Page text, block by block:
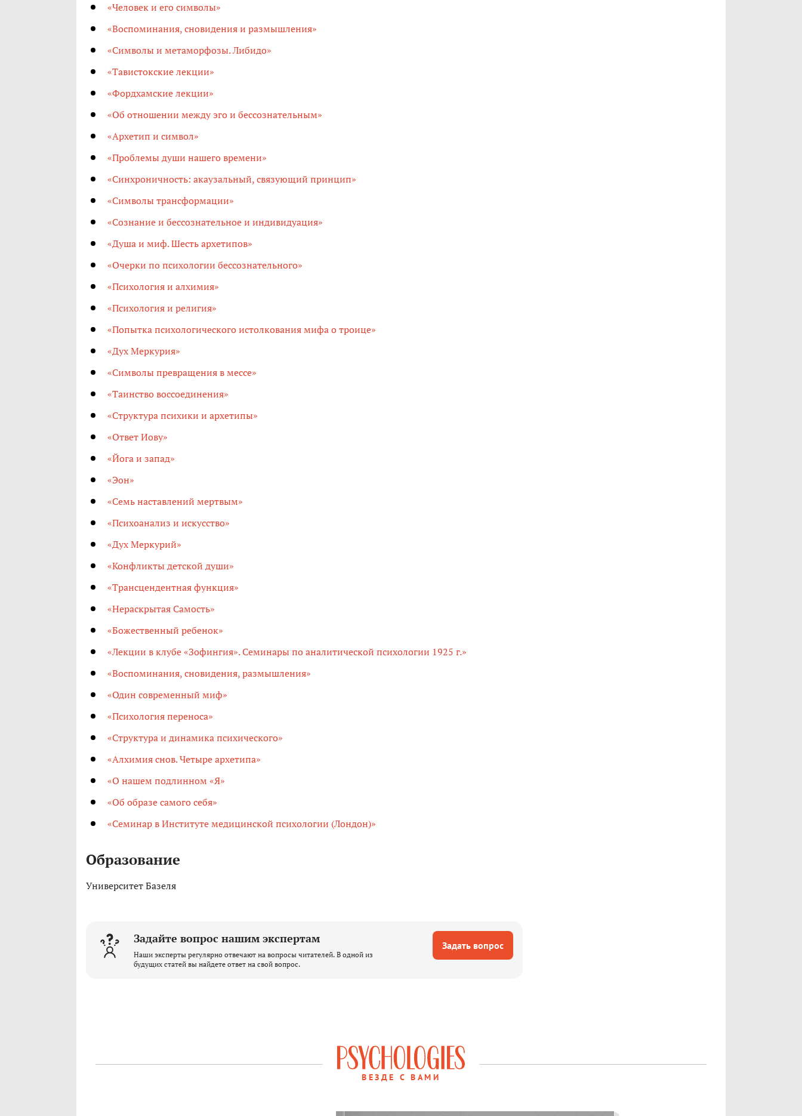
«Человек и его символы»
«Воспоминания, сновидения и размышления»
«Символы и метаморфозы. Либидо»
«Тавистокские лекции»
«Фордхамские лекции»
«Об отношении между эго и бессознательным»
«Архетип и символ»
«Проблемы души нашего времени»
«Синхроничность: акаузальный, связующий принцип»
«Символы трансформации»
«Сознание и бессознательное и индивидуация»
«Душа и миф. Шесть архетипов»
«Очерки по психологии бессознательного»
«Психология и алхимия»
«Психология и религия»
«Попытка психологического истолкования мифа о троице»
«Дух Меркурия»
«Символы превращения в мессе»
«Таинство воссоединения»
«Структура психики и архетипы»
«Ответ Иову»
«Йога и запад»
«Эон»
«Семь наставлений мертвым»
«Психоанализ и искусство»
«Дух Меркурий»
«Конфликты детской души»
«Трансцендентная функция»
«Нераскрытая Самость»
«Божественный ребенок»
«Лекции в клубе «Зофингия». Семинары по аналитической психологии 1925 г.»
«Воспоминания, сновидения, размышления»
«Один современный миф»
«Психология переноса»
«Структура и динамика психического»
«Алхимия снов. Четыре архетипа»
«О нашем подлинном «Я»
«Об образе самого себя»
«Семинар в Институте медицинской психологии (Лондон)»
Образование
Университет Базеля
Задайте вопрос нашим экспертам
Наши эксперты регулярно отвечают на вопросы читателей. В одной из
будущих статей вы найдете ответ на свой вопрос.
Задать вопрос
ВЕЗДЕ С ВАМИ